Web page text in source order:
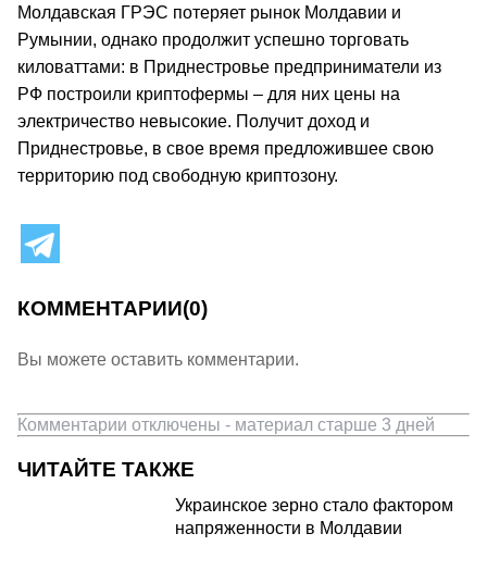
Молдавская ГРЭС потеряет рынок Молдавии и
Румынии, однако продолжит успешно торговать
киловаттами: в Приднестровье предприниматели из
РФ построили криптофермы – для них цены на
электричество невысокие. Получит доход и
Приднестровье, в свое время предложившее свою
территорию под свободную криптозону.
КОММЕНТАРИИ(0)
Вы можете оставить комментарии.
Комментарии отключены - материал старше 3 дней
ЧИТАЙТЕ ТАКЖЕ
Украинское зерно стало фактором
напряженности в Молдавии